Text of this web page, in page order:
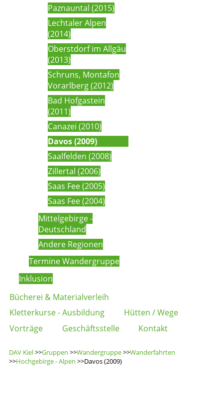
Paznauntal (2015)
Lechtaler Alpen
(2014)
Oberstdorf im Allgäu
(2013)
Schruns, Montafon
Vorarlberg (2012)
Bad Hofgastein
(2011)
Canazei (2010)
Davos (2009)
Saalfelden (2008)
Zillertal (2006)
Saas Fee (2005)
Saas Fee (2004)
Mittelgebirge -
Deutschland
Andere Regionen
Termine Wandergruppe
Inklusion
Bücherei & Materialverleih
Kletterkurse - Ausbildung
Hütten / Wege
Vorträge
Geschäftsstelle Kontakt
DAV Kiel>>Gruppen >>Wandergruppe>>Wanderfahrten
>>Hochgebirge - Alpen >>Davos (2009)